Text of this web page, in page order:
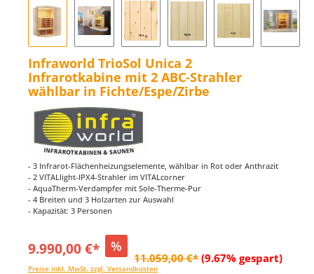
Infraworld TrioSol Unica 2
Infrarotkabine mit 2 ABC-Strahler
wählbar in Fichte/Espe/Zirbe
- 3 Infrarot-Flächenheizungselemente, wählbar in Rot oder Anthrazit
- 2 VITALlight-IPX4-Strahler im VITALcorner
- AquaTherm-Verdampfer mit Sole-Therme-Pur
- 4 Breiten und 3 Holzarten zur Auswahl
- Kapazität: 3 Personen
9.990,00 €* %
11.059,00 €* (9.67% gespart)
Preise inkl. MwSt. zzgl. Versandkosten